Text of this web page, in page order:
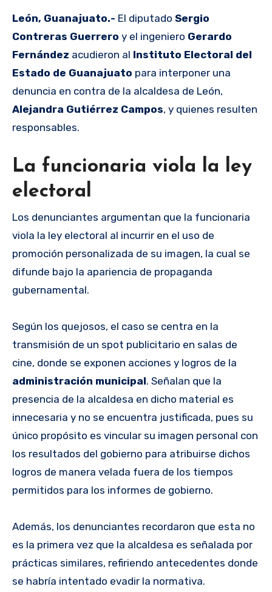
León, Guanajuato.- El diputado Sergio
Contreras Guerrero y el ingeniero Gerardo
Fernández acudieron al Instituto Electoral del
Estado de Guanajuato para interponer una
denuncia en contra de la alcaldesa de León,
Alejandra Gutiérrez Campos, y quienes resulten
responsables.
La funcionaria viola la ley
electoral
Los denunciantes argumentan que la funcionaria
viola la ley electoral al incurrir en el uso de
promoción personalizada de su imagen, la cual se
difunde bajo la apariencia de propaganda
gubernamental.
Según los quejosos, el caso se centra en la
transmisión de un spot publicitario en salas de
cine, donde se exponen acciones y logros de la
administración municipal. Señalan que la
presencia de la alcaldesa en dicho material es
innecesaria y no se encuentra justificada, pues su
único propósito es vincular su imagen personal con
los resultados del gobierno para atribuirse dichos
logros de manera velada fuera de los tiempos
permitidos para los informes de gobierno.
Además, los denunciantes recordaron que esta no
es la primera vez que la alcaldesa es señalada por
prácticas similares, refiriendo antecedentes donde
se habría intentado evadir la normativa.